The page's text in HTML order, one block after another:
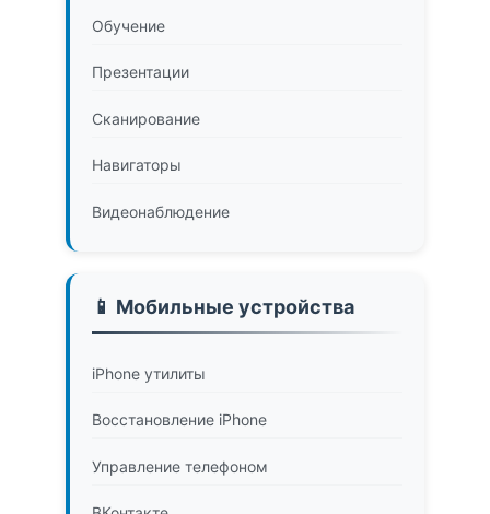
Обучение
Презентации
Сканирование
Навигаторы
Видеонаблюдение
📱 Мобильные устройства
iPhone утилиты
Восстановление iPhone
Управление телефоном